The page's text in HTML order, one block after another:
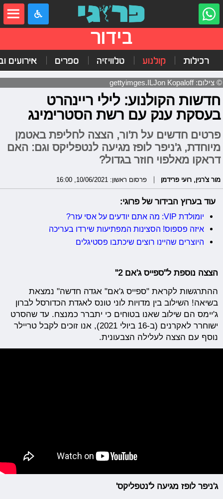
בידור
רכילות קולנוע טלוויזיה ספרים אירועים
© צילום: gettyimges.ILJon Kopaloff
חדשות הקולנוע: לילי ריינהרט
בעסקת ענק עם רשת הסטרימינג
פרטים חדשים על ת'ור, הצצה לחליפת באטמן
מיוחדת, ג'ניפר לופז מגיעה לנטפליקס וגם: האם
דראקו מאלפוי חוזר בגדול?
מור צ'רנין, רועי פרידמן פרסום ראשון: 10/06/2021, 16:00
עוד בערוץ הבידור של פרוגי:
יומולדת VIP: מה אתם יודעים על אסי עזר?
איזה פספוס! הסצינות המפתיעות שירדו בעריכה
היוצרים שהיינו רוצים שיכתבו פסטיגלים
הצצה נוספת ל"ספייס ג'אם 2"
ההתרגשות לקראת "ספייס ג'אם" אגדה חדשה" נמצאת
בשיאה! השילוב בין מדויות לוני טונס לאגדת הכדורסל לברון
ג'יימס הם שילוב שאנו בטוחים כי יתברר כמנצח. עד שהסרט
ישוחרר לאקרנים (ב-16 ביולי 2021), אנו זוכים לקבל טריילר
נוסף עם הצצה לעלילה הצבעונית.
ג'ניפר לופז מגיעה ל'נטפליקס'